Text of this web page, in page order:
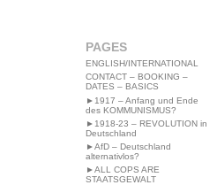
PAGES
ENGLISH/INTERNATIONAL
CONTACT – BOOKING –
DATES – BASICS
►1917 – Anfang und Ende
des KOMMUNISMUS?
►1918-23 – REVOLUTION in
Deutschland
►AfD – Deutschland
alternativlos?
►ALL COPS ARE
STAATSGEWALT